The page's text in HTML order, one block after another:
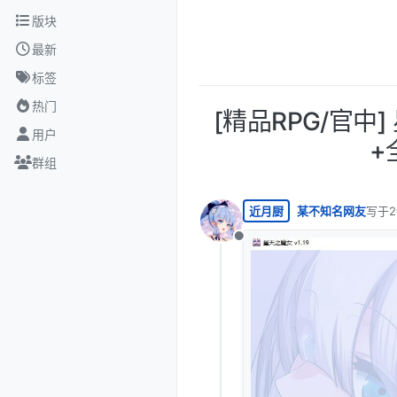
跳转至内容
版块
最新
标签
热门
用户
群组
[精品RPG/官中]
+
离线
近月厨 某不知名网友写于
最后